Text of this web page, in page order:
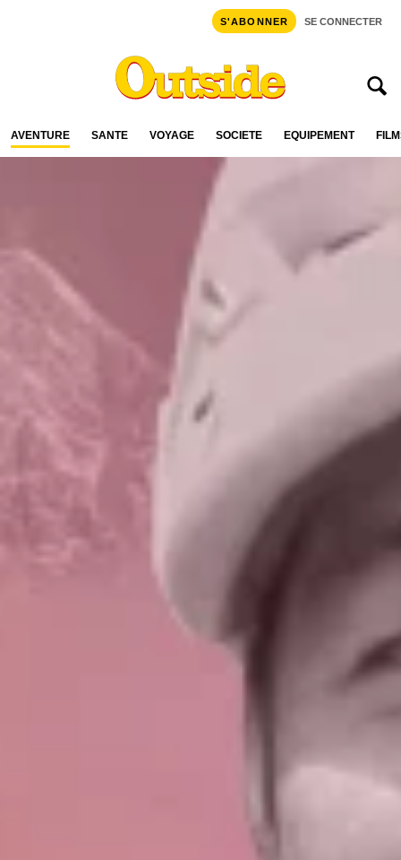
S'ABONNER SE CONNECTER
AVENTURE SANTÉ VOYAGE SOCIÉTÉ ÉQUIPEMENT